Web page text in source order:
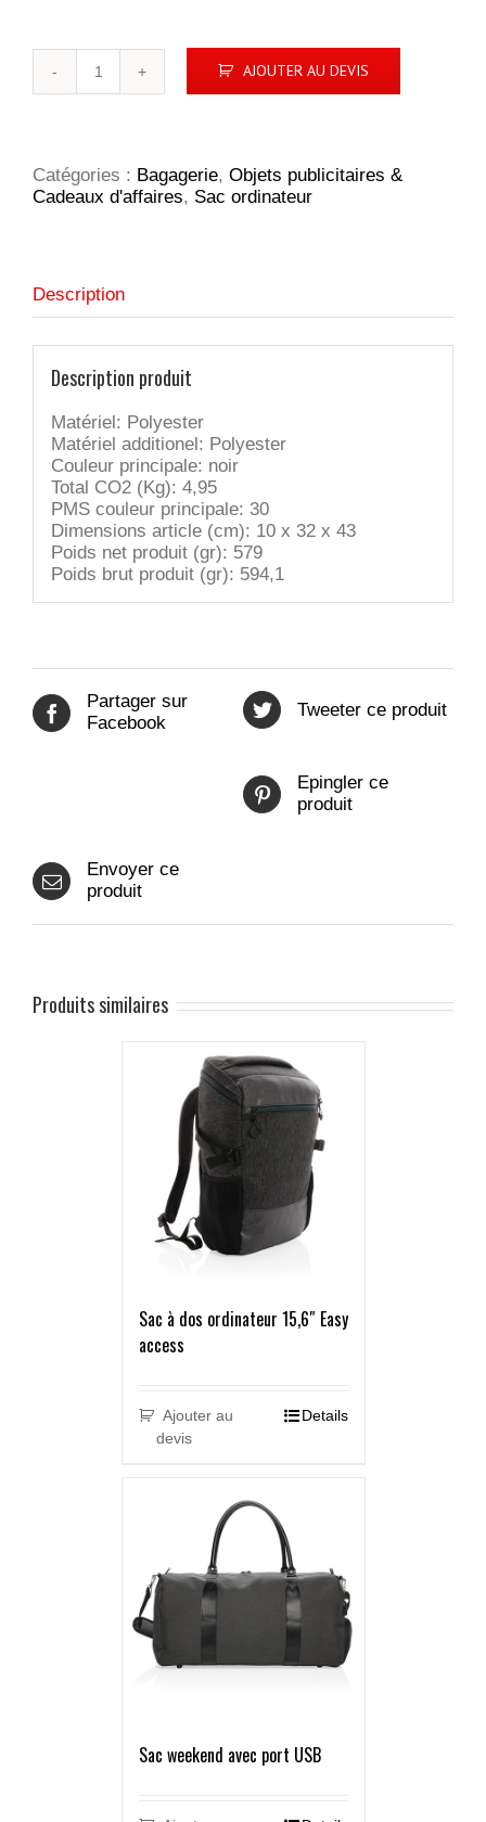
AJOUTER AU DEVIS
Catégories : Bagagerie, Objets publicitaires &
Cadeaux d'affaires, Sac ordinateur
Description
Description produit
Matériel: Polyester
Matériel additionel: Polyester
Couleur principale: noir
Total CO2 (Kg): 4,95
PMS couleur principale: 30
Dimensions article (cm): 10 x 32 x 43
Poids net produit (gr): 579
Poids brut produit (gr): 594,1
Partager sur
Facebook
Tweeter ce produit
Epingler ce
produit
Envoyer ce
produit
Produits similaires
Sac à dos ordinateur 15,6″ Easy
access
Ajouter au
devis
Details
Sac weekend avec port USB